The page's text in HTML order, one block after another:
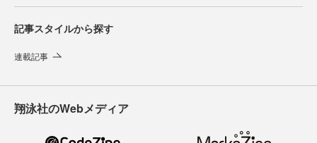
記事スタイルから探す
連載記事
翔泳社のWebメディア